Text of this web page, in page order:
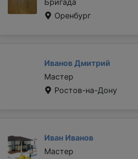
Оренбург
Иванов Дмитрий
Мастер
Ростов-на-Дону
Иван Иванов
Мастер